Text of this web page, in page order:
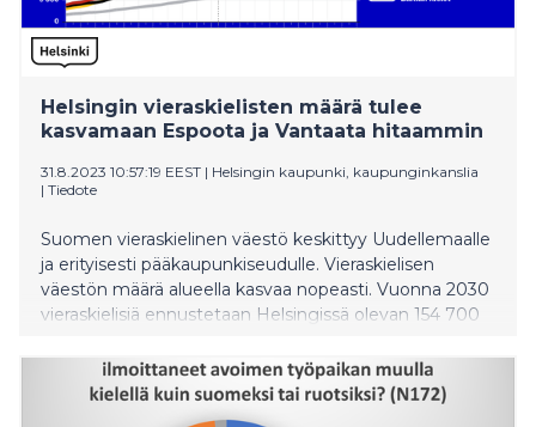
Helsingin vieraskielisten määrä tulee
kasvamaan Espoota ja Vantaata hitaammin
31.8.2023 10:57:19 EEST | Helsingin kaupunki, kaupunginkanslia
| Tiedote
Suomen vieraskielinen väestö keskittyy Uudellemaalle
ja erityisesti pääkaupunkiseudulle. Vieraskielisen
väestön määrä alueella kasvaa nopeasti. Vuonna 2030
vieraskielisiä ennustetaan Helsingissä olevan 154 700
henkeä, eli 40 000 henkeä enemmän. Espoossa ja
Vantaalla kasvu on kuitenkin vielä nopeampaa: näiden
kaupunkien yhteenlaskettu vieraskielisten määrä